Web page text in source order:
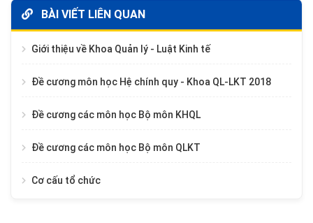
BÀI VIẾT LIÊN QUAN
Giới thiệu về Khoa Quản lý - Luật Kinh tế
Đề cương môn học Hệ chính quy - Khoa QL-LKT 2018
Đề cương các môn học Bộ môn KHQL
Đề cương các môn học Bộ môn QLKT
Cơ cấu tổ chức